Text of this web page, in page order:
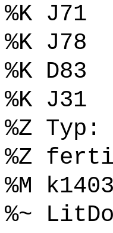
%K J71
%K J78
%K D83
%K J31
%Z
%Z
%M
%~